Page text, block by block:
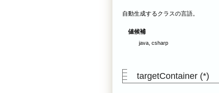
自動生成するクラスの言語。
値候補
java, csharp
targetContainer (*)